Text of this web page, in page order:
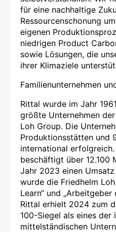
für eine nachhaltige
Ressourcenschonung
eigenen
niedrigen Product
sowie Lösungen, die
ihrer Klimaziele
Familienunternehmen
Rittal wurde im Jahr
größte Unternehmen
Loh Group. Die
Produktionsstätten und
international
beschäftigt über 12.100
Jahr 2023 einen
wurde die Friedhelm
Learn“ und
Rittal erhielt 2024 zum
100-Siegel als eines der
mittelständischen